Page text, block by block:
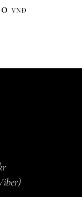
VNĐ